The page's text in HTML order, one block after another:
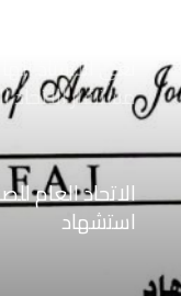
مستشار
الاتحاد العام
استشهاد
ثلاثة صحفيين